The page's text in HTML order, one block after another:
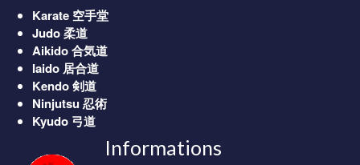
Karate 空手堂
Judo柔道
Aikido合気道
Iaido 居合道
Kendo剣道
Ninjutsu忍術
Kyudo 弓道
Informations